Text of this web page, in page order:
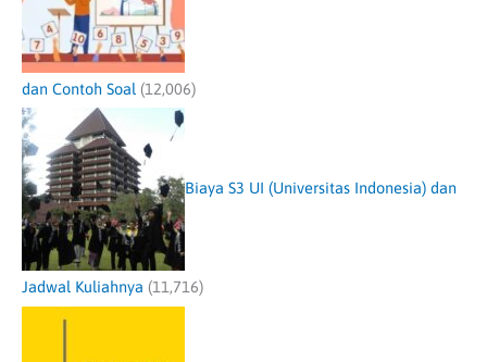
dan Contoh Soal (12,006)
Biaya S3 UI (Universitas Indonesia) dan
Jadwal Kuliahnya (11,716)